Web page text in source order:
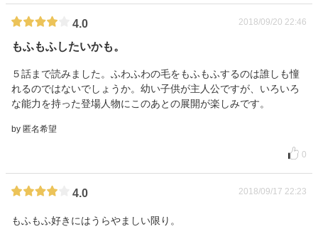
4.0 2018/09/20 22:46
もふもふしたいかも。
５話まで読みました。ふわふわの毛をもふもふするのは誰しも憧
れるのではないでしょうか。幼い子供が主人公ですが、いろいろ
な能力を持った登場人物にこのあとの展開が楽しみです。
by 匿名希望
0
4.0 2018/09/17 22:23
もふもふ好きにはうらやましい限り。